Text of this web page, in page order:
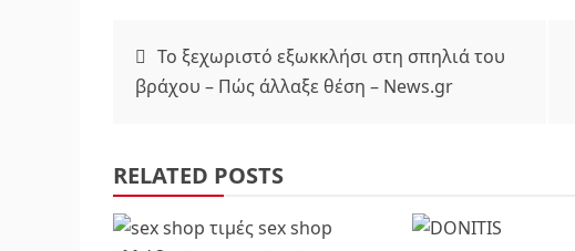
Πλοήγηση
άρθρων
Το ξεχωριστό εξωκκλήσι στη σπηλιά του
βράχου – Πώς άλλαξε θέση – News.gr
RELATED POSTS